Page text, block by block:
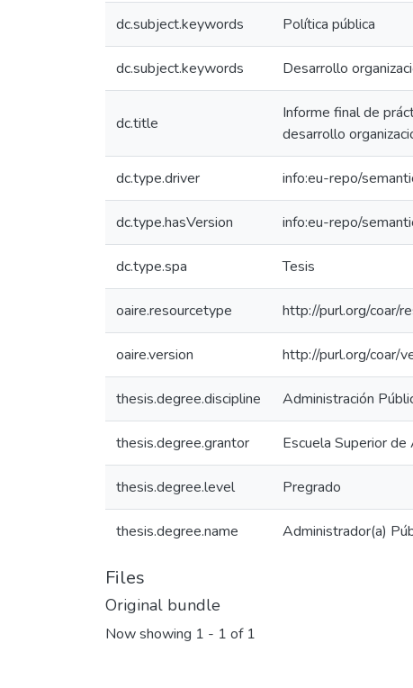
dc.subject.keywords Política pública
dc.subject.keywords Desarrollo
dc.title
Informe final de
desarrollo
dc.type.driver info:eu-repo/
dc.type.hasVersion info:eu-repo/
dc.type.spa Tesis
oaire.resourcetype http://purl.org/coar/
oaire.version http://purl.org/coar/
thesis.degree.discipline Administración
thesis.degree.grantor Escuela Superior
thesis.degree.level Pregrado
thesis.degree.name Administrador(a)
Files
Original bundle
Now showing 1 - 1 of 1